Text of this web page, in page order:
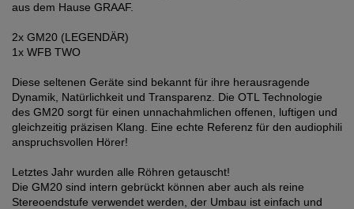
aus dem Hause GRAAF.
2x GM20 (LEGENDÄR)
1x WFB TWO
Diese seltenen Geräte sind bekannt für ihre herausragende
Dynamik, Natürlichkeit und Transparenz. Die OTL Technologie
des GM20 sorgt für einen unnachahmlichen offenen, luftigen und
gleichzeitig präzisen Klang. Eine echte Referenz für den audiophili
anspruchsvollen Hörer!
Letztes Jahr wurden alle Röhren getauscht!
Die GM20 sind intern gebrückt können aber auch als reine
Stereoendstufe verwendet werden, der Umbau ist einfach und